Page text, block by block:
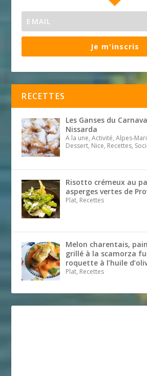
Je m'inscris
RECETTES
Les Ganses du
Nissarda
A la une, Activité, Alpes-
Dessert, Nice, Recettes,
Risotto crémeux au
asperges vertes de
Plat, Recettes
Melon charentais,
grillé à la scamorza
roquette à l’huile
Plat, Recettes